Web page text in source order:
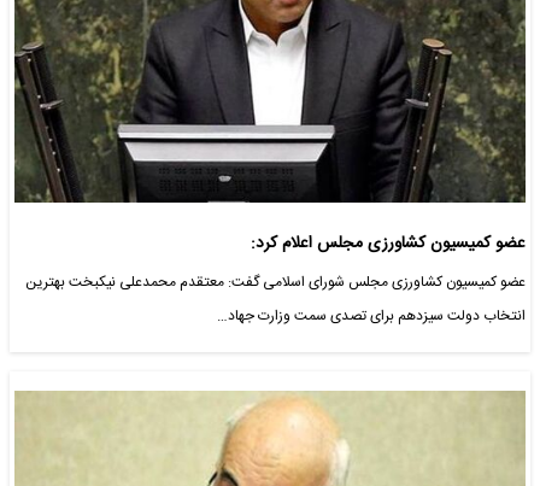
عضو کمیسیون کشاورزی مجلس اعلام کرد:
عضو کمیسیون کشاورزی مجلس شورای اسلامی گفت: معتقدم محمدعلی نیکبخت بهترین
انتخاب دولت سیزدهم برای تصدی سمت وزارت جهاد…